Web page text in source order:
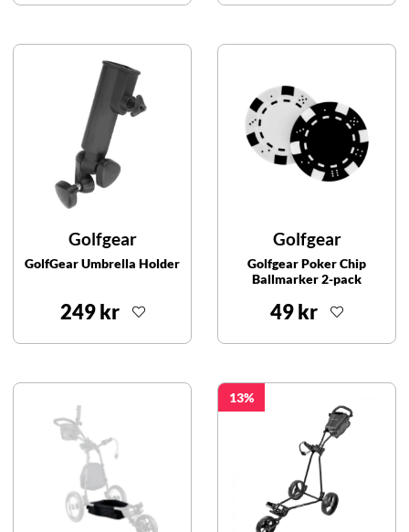
Golfgear
GolfGear Umbrella Holder
249 kr
Golfgear
Golfgear Poker Chip
Ballmarker 2-pack
49 kr
13